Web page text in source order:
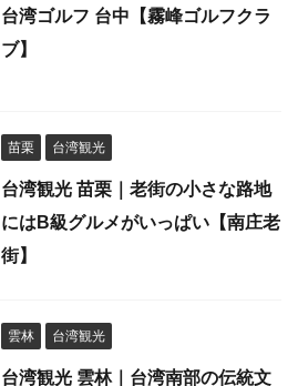
台湾ゴルフ 台中【霧峰ゴルフクラ
ブ】
苗栗 台湾観光
台湾観光 苗栗｜老街の小さな路地
にはB級グルメがいっぱい【南庄老
街】
雲林 台湾観光
台湾観光 雲林｜台湾南部の伝統文